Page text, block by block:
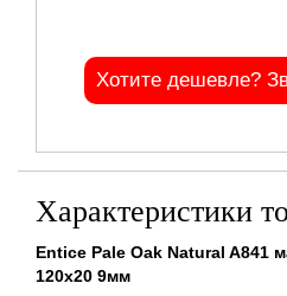
Хотите дешевле?
Характеристики
Entice Pale Oak Natural A841
120x20 9мм